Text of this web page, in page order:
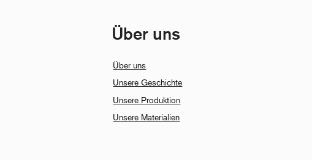
Über uns
Über uns
Unsere Geschichte
Unsere Produktion
Unsere Materialien